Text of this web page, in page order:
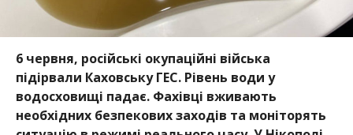
Мешканців Нікополя і району просять не
панікувати. Довіряйте лише офіційним
повідомленням, пише пресслужба міськради
Нікополя, І звичайно, зробити запаси води.